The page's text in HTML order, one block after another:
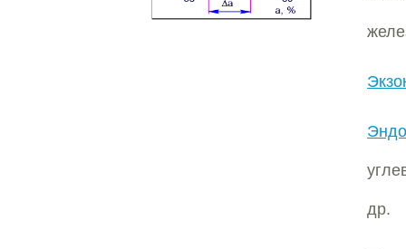
др.